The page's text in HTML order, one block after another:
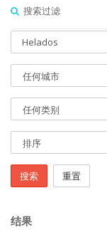
搜索过滤
搜索 重置
结果